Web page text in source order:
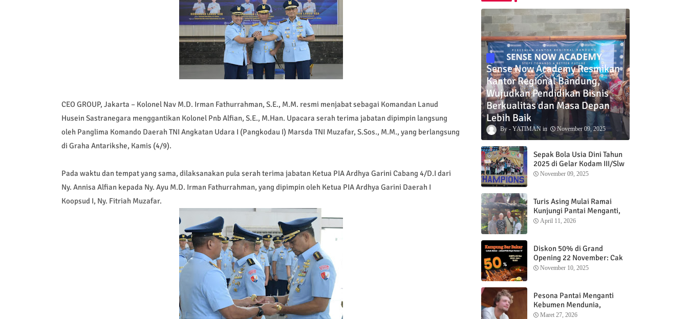
CEO GROUP, Jakarta – Kolonel Nav M.D. Irman Fathurrahman, S.E., M.M. resmi menjabat sebagai Komandan Lanud
Husein Sastranegara menggantikan Kolonel Pnb Alfian, S.E., M.Han. Upacara serah terima jabatan dipimpin langsung
oleh Panglima Komando Daerah TNI Angkatan Udara I (Pangkodau I) Marsda TNI Muzafar, S.Sos., M.M., yang berlangsung
di Graha Antarikshe, Kamis (4/9).
Pada waktu dan tempat yang sama, dilaksanakan pula serah terima jabatan Ketua PIA Ardhya Garini Cabang 4/D.I dari
Ny. Annisa Alfian kepada Ny. Ayu M.D. Irman Fathurrahman, yang dipimpin oleh Ketua PIA Ardhya Garini Daerah I
Koopsud I, Ny. Fitriah Muzafar.
Sense Now Academy Resmikan
Kantor Regional Bandung,
Wujudkan Pendidikan Bisnis
Berkualitas dan Masa Depan
Lebih Baik
YATIMAN November 09, 2025
Sepak Bola Usia Dini Tahun
2025 di Gelar Kodam III/Slw
November 09, 2025
Turis Asing Mulai Ramai
Kunjungi Pantai Menganti,
Nikmati Sunrise dan Sunset
April 11, 2026
Diskon 50% di Grand
Opening 22 November: Cak
Ofi Hadirkan Balungan Bakar
November 10, 2025
Pesona Pantai Menganti
Kebumen Mendunia,
Wisatawan Mancanegara
Maret 27, 2026